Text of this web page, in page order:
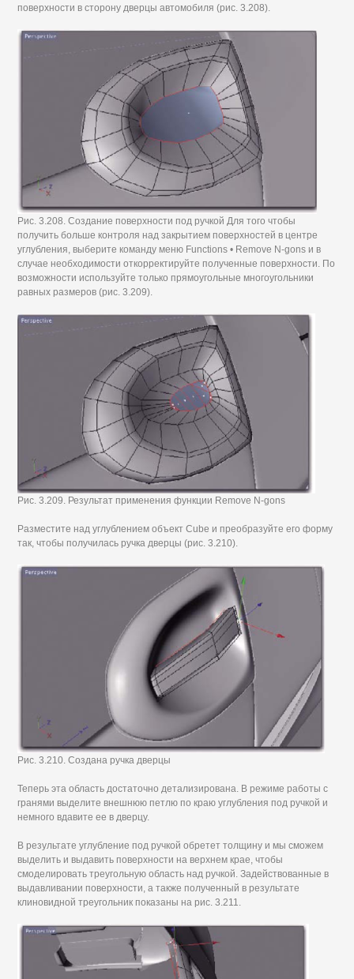
поверхности в сторону дверцы автомобиля (рис. 3.208).
Рис. 3.208. Создание поверхности под ручкой Для того чтобы
получить больше контроля над закрытием поверхностей в центре
углубления, выберите команду меню Functions • Remove N-gons и в
случае необходимости откорректируйте полученные поверхности. По
возможности используйте только прямоугольные многоугольники
равных размеров (рис. 3.209).
Рис. 3.209. Результат применения функции Remove N-gons
Разместите над углублением объект Cube и преобразуйте его форму
так, чтобы получилась ручка дверцы (рис. 3.210).
Рис. 3.210. Создана ручка дверцы
Теперь эта область достаточно детализирована. В режиме работы с
гранями выделите внешнюю петлю по краю углубления под ручкой и
немного вдавите ее в дверцу.
В результате углубление под ручкой обретет толщину и мы сможем
выделить и выдавить поверхности на верхнем крае, чтобы
смоделировать треугольную область над ручкой. Задействованные в
выдавливании поверхности, а также полученный в результате
клиновидной треугольник показаны на рис. 3.211.